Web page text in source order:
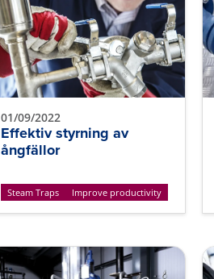
01/09/2022
Effektiv styrning av
ångfällor
Steam Traps Improve productivity